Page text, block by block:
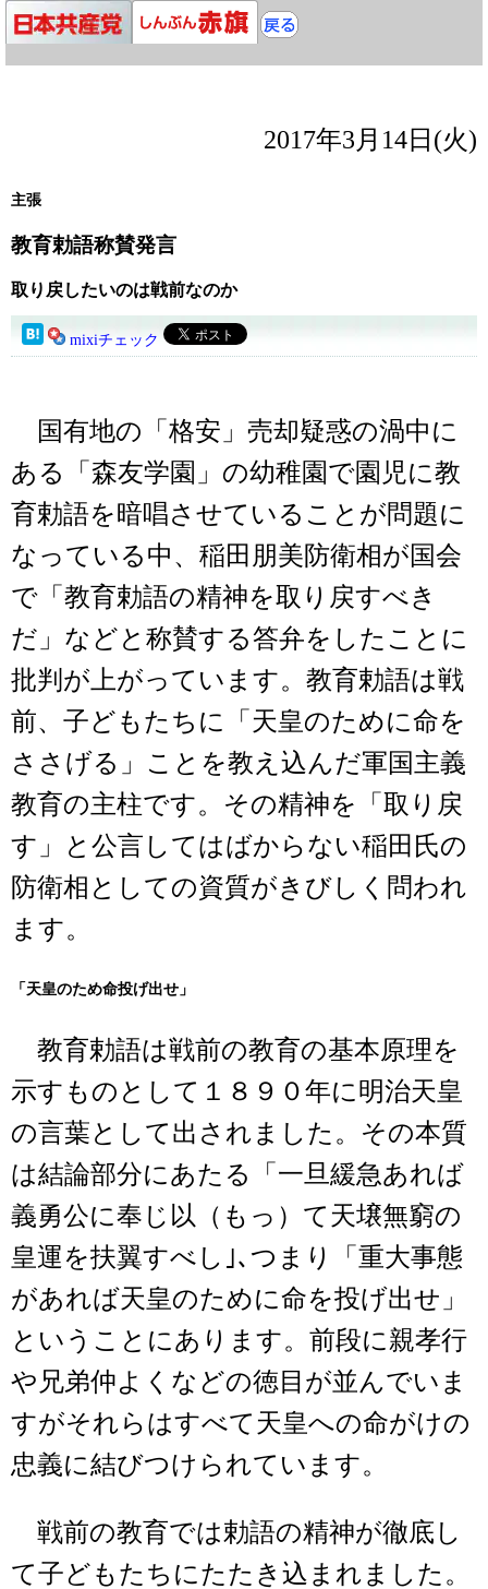
2017年3月14日(火)
主張
教育勅語称賛発言
取り戻したいのは戦前なのか
mixiチェック
国有地の「格安」売却疑惑の渦中に
ある「森友学園」の幼稚園で園児に教
育勅語を暗唱させていることが問題に
なっている中、稲田朋美防衛相が国会
で「教育勅語の精神を取り戻すべき
だ」などと称賛する答弁をしたことに
批判が上がっています。教育勅語は戦
前、子どもたちに「天皇のために命を
ささげる」ことを教え込んだ軍国主義
教育の主柱です。その精神を「取り戻
す」と公言してはばからない稲田氏の
防衛相としての資質がきびしく問われ
ます。
「天皇のため命投げ出せ」
教育勅語は戦前の教育の基本原理を
示すものとして１８９０年に明治天皇
の言葉として出されました。その本質
は結論部分にあたる「一旦緩急あれば
義勇公に奉じ以（もっ）て天壌無窮の
皇運を扶翼すべし｣､つまり「重大事態
があれば天皇のために命を投げ出せ」
ということにあります。前段に親孝行
や兄弟仲よくなどの徳目が並んでいま
すがそれらはすべて天皇への命がけの
忠義に結びつけられています。
戦前の教育では勅語の精神が徹底し
て子どもたちにたたき込まれました。